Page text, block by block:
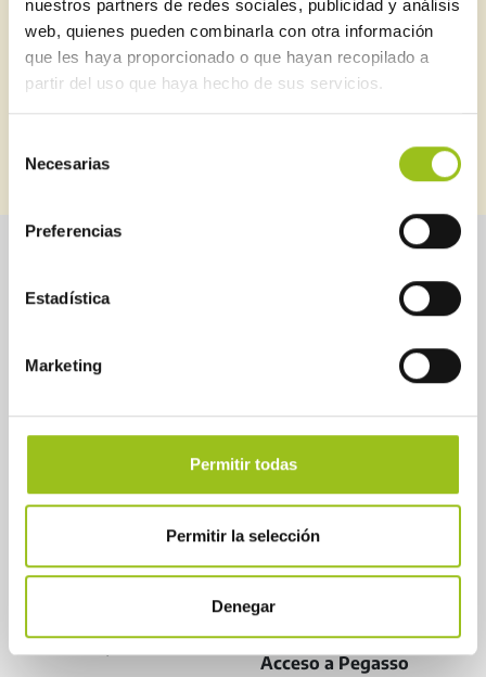
nuestros partners de redes sociales, publicidad y análisis
web, quienes pueden combinarla con otra información
que les haya proporcionado o que hayan recopilado a
partir del uso que haya hecho de sus servicios.
Necesarias
Preferencias
Estadística
Marketing
Permitir todas
Permitir la selección
Denegar
Puedes estar al día de todo lo relacionado con seguridad
industrial
BOLETINES ANTERIORES
Contactar
Seguridad industrial
Directorio de profesionales
Pegasso
Centro de ayuda
Tutoriales
Acceso a Pegasso